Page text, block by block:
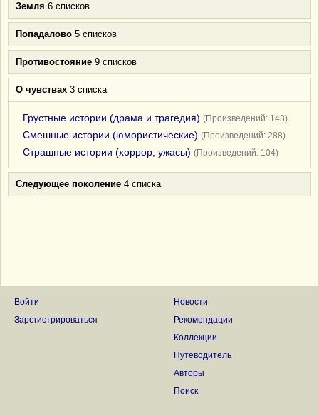
Земля 6 списков
Попадалово 5 списков
Противостояние 9 списков
О чувствах 3 списка
Грустные истории (драма и трагедия) (Произведений: 143)
Смешные истории (юмористические) (Произведений: 288)
Страшные истории (хоррор, ужасы) (Произведений: 104)
Следующее поколение 4 списка
Войти
Зарегистрироваться
Новости
Рекомендации
Коллекции
Путеводитель
Авторы
Поиск